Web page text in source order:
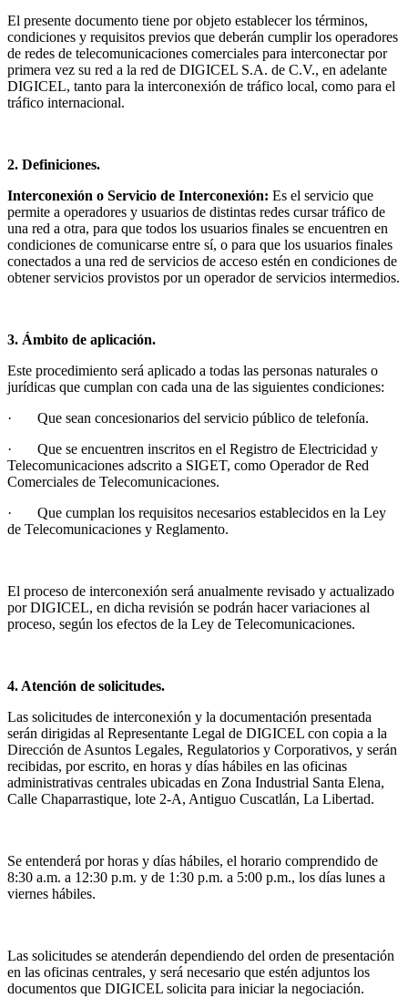
El presente documento tiene por objeto establecer los términos,
condiciones y requisitos previos que deberán cumplir los operadores
de redes de telecomunicaciones comerciales para interconectar por
primera vez su red a la red de DIGICEL S.A. de C.V., en adelante
DIGICEL, tanto para la interconexión de tráfico local, como para el
tráfico internacional.
2. Definiciones.
Interconexión o Servicio de Interconexión: Es el servicio que
permite a operadores y usuarios de distintas redes cursar tráfico de
una red a otra, para que todos los usuarios finales se encuentren en
condiciones de comunicarse entre sí, o para que los usuarios finales
conectados a una red de servicios de acceso estén en condiciones de
obtener servicios provistos por un operador de servicios intermedios.
3. Ámbito de aplicación.
Este procedimiento será aplicado a todas las personas naturales o
jurídicas que cumplan con cada una de las siguientes condiciones:
· Que sean concesionarios del servicio público de telefonía.
· Que se encuentren inscritos en el Registro de Electricidad y
Telecomunicaciones adscrito a SIGET, como Operador de Red
Comerciales de Telecomunicaciones.
· Que cumplan los requisitos necesarios establecidos en la Ley
de Telecomunicaciones y Reglamento.
El proceso de interconexión será anualmente revisado y actualizado
por DIGICEL, en dicha revisión se podrán hacer variaciones al
proceso, según los efectos de la Ley de Telecomunicaciones.
4. Atención de solicitudes.
Las solicitudes de interconexión y la documentación presentada
serán dirigidas al Representante Legal de DIGICEL con copia a la
Dirección de Asuntos Legales, Regulatorios y Corporativos, y serán
recibidas, por escrito, en horas y días hábiles en las oficinas
administrativas centrales ubicadas en Zona Industrial Santa Elena,
Calle Chaparrastique, lote 2-A, Antiguo Cuscatlán, La Libertad.
Se entenderá por horas y días hábiles, el horario comprendido de
8:30 a.m. a 12:30 p.m. y de 1:30 p.m. a 5:00 p.m., los días lunes a
viernes hábiles.
Las solicitudes se atenderán dependiendo del orden de presentación
en las oficinas centrales, y será necesario que estén adjuntos los
documentos que DIGICEL solicita para iniciar la negociación.